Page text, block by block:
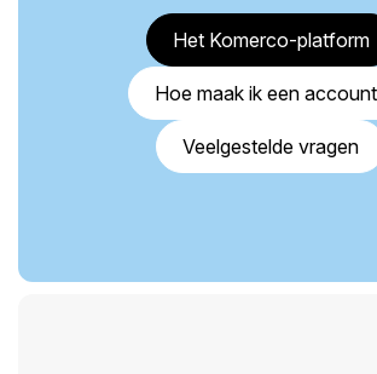
Het Komerco-platform
Hoe maak ik een
Veelgestelde vragen